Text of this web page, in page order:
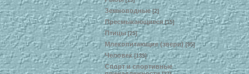
Земноводные [2]
Пресмыкающиеся [15]
Птицы [25]
Млекопитающие (звери) [95]
Человек [139]
Спорт и спортивные